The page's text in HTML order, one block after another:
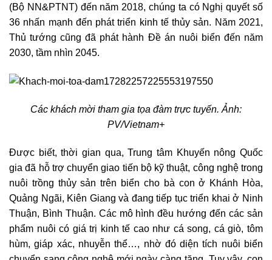
(Bộ NN&PTNT) đến năm 2018, chúng ta có Nghị quyết số
36 nhấn mạnh đến phát triển kinh tế thủy sản. Năm 2021,
Thủ tướng cũng đã phát hành Đề án nuôi biển đến năm
2030, tầm nhìn 2045.
Các khách mời tham gia tọa đàm trực tuyến. Ảnh:
PV/Vietnam+
Được biết, thời gian qua, Trung tâm Khuyến nông Quốc
gia đã hỗ trợ chuyển giao tiến bộ kỹ thuật, công nghệ trong
nuôi trồng thủy sản trên biển cho bà con ở Khánh Hòa,
Quảng Ngãi, Kiên Giang và đang tiếp tục triển khai ở Ninh
Thuận, Bình Thuận. Các mô hình đều hướng đến các sản
phẩm nuôi có giá trị kinh tế cao như cá song, cá giò, tôm
hùm, giáp xác, nhuyễn thể…, nhờ đó diện tích nuôi biển